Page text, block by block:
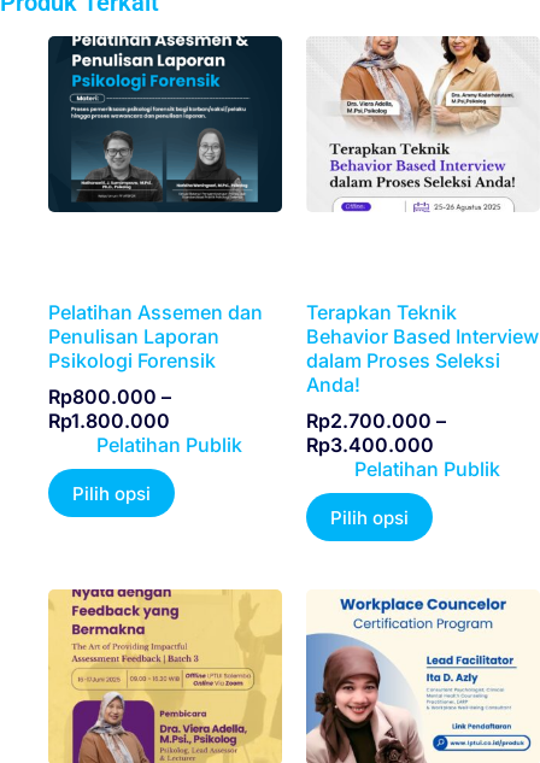
Pelatihan Assemen dan
Penulisan Laporan
Psikologi Forensik
Rp800.000 –
Rp1.800.000
Pelatihan Publik
Pilih opsi
Terapkan Teknik
Behavior Based Interview
dalam Proses Seleksi
Anda!
Rp2.700.000 –
Rp3.400.000
Pelatihan Publik
Pilih opsi